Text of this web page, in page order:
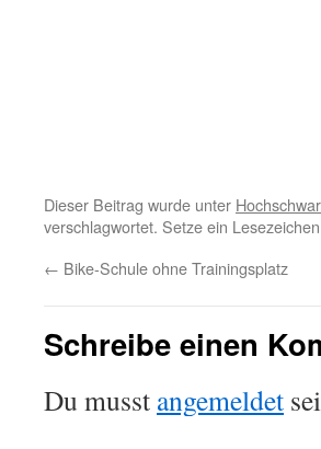
Dieser Beitrag wurde unter
verschlagwortet. Setze ein
← Bike-Schule ohne Trainingsplatz
Schreibe einen
Du musst angemeldet